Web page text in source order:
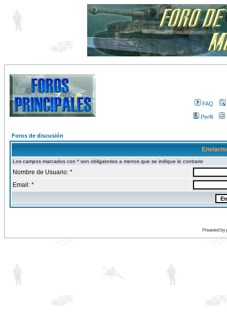
FAQ
Perfil
Foros de discusión
Los campos marcados con * son obligatorios a menos que se indique lo contrario
Nombre de Usuario: *
Email: *
Powered by